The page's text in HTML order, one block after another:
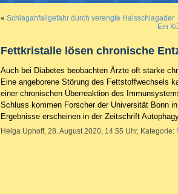
« Schlaganfallgefahr durch verengte Halsschlagader
Ein
Fettkristalle lösen chronische
Auch bei Diabetes beobachten Ärzte oft starke
Eine angeborene Störung des Fettstoffwechsels
einer chronischen Überreaktion des
Schluss kommen Forscher der Universität Bonn
Ergebnisse erscheinen in der Zeitschrift
Helga Uphoff, 28. August 2020, 14.55 Uhr, Kategorie: